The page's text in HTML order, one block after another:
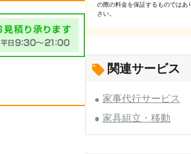
の際の料⾦を保証するものではあ
さい。
関連サービス
家事代行サービス
家具組立・移動